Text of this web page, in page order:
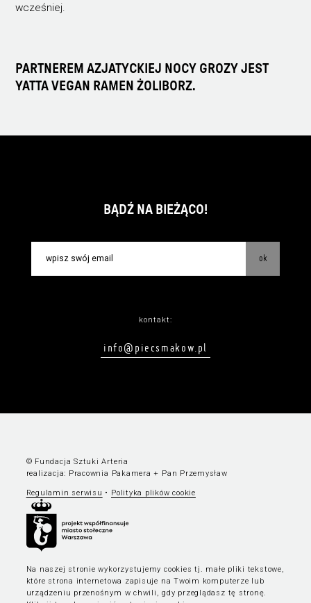
wcześniej.
PARTNEREM AZJATYCKIEJ NOCY GROZY JEST
YATTA VEGAN RAMEN ŻOLIBORZ.
BĄDŹ NA BIEŻĄCO!
ok
kontakt:
info@piecsmakow.pl
© Fundacja Sztuki Arteria
realizacja: Pracownia Pakamera + Pan Przemysław
Regulamin serwisu • Polityka plików cookie
Na naszej stronie wykorzystujemy cookies tj. małe pliki tekstowe,
które strona internetowa zapisuje na Twoim komputerze lub
urządzeniu przenośnym w chwili, gdy przeglądasz tę stronę.